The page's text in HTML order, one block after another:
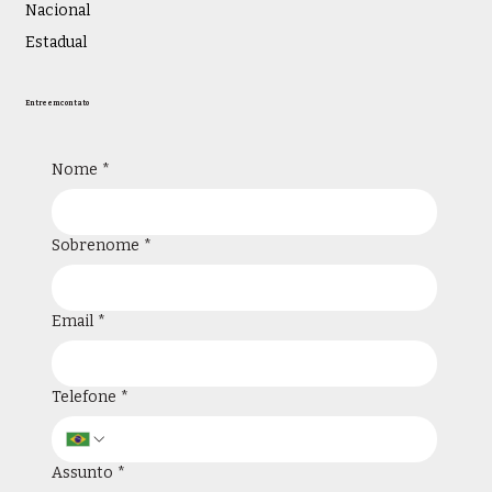
Entre em contato
Nome *
Sobrenome *
Email *
Telefone *
Assunto *
Nacional
Estadual